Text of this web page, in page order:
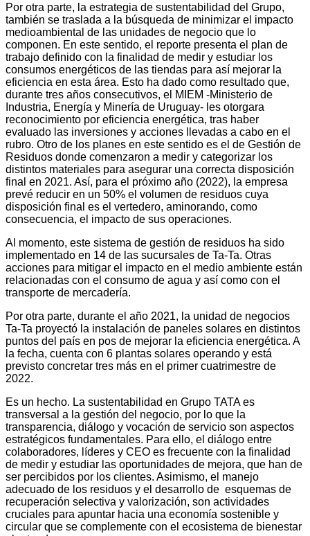
Por otra parte, la estrategia de sustentabilidad del Grupo,
también se traslada a la búsqueda de minimizar el impacto
medioambiental de las unidades de negocio que lo
componen. En este sentido, el reporte presenta el plan de
trabajo definido con la finalidad de medir y estudiar los
consumos energéticos de las tiendas para así mejorar la
eficiencia en esta área. Esto ha dado como resultado que,
durante tres años consecutivos, el MIEM -Ministerio de
Industria, Energía y Minería de Uruguay- les otorgara
reconocimiento por eficiencia energética, tras haber
evaluado las inversiones y acciones llevadas a cabo en el
rubro. Otro de los planes en este sentido es el de Gestión de
Residuos donde comenzaron a medir y categorizar los
distintos materiales para asegurar una correcta disposición
final en 2021. Así, para el próximo año (2022), la empresa
prevé reducir en un 50% el volumen de residuos cuya
disposición final es el vertedero, aminorando, como
consecuencia, el impacto de sus operaciones.
Al momento, este sistema de gestión de residuos ha sido
implementado en 14 de las sucursales de Ta-Ta. Otras
acciones para mitigar el impacto en el medio ambiente están
relacionadas con el consumo de agua y así como con el
transporte de mercadería.
Por otra parte, durante el año 2021, la unidad de negocios
Ta-Ta proyectó la instalación de paneles solares en distintos
puntos del país en pos de mejorar la eficiencia energética. A
la fecha, cuenta con 6 plantas solares operando y está
previsto concretar tres más en el primer cuatrimestre de
2022.
Es un hecho. La sustentabilidad en Grupo TATA es
transversal a la gestión del negocio, por lo que la
transparencia, diálogo y vocación de servicio son aspectos
estratégicos fundamentales. Para ello, el diálogo entre
colaboradores, líderes y CEO es frecuente con la finalidad
de medir y estudiar las oportunidades de mejora, que han de
ser percibidos por los clientes. Asimismo, el manejo
adecuado de los residuos y el desarrollo de esquemas de
recuperación selectiva y valorización, son actividades
cruciales para apuntar hacia una economía sostenible y
circular que se complemente con el ecosistema de bienestar